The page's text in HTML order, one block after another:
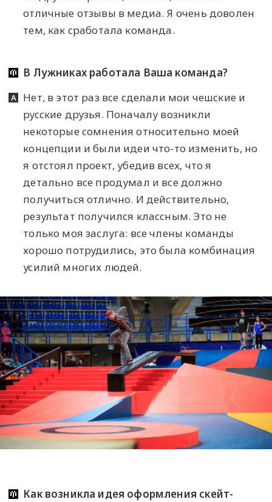
отличные отзывы в медиа. Я очень доволен
тем, как сработала команда.
В Лужниках работала Ваша команда?
Нет, в этот раз все сделали мои чешские и
русские друзья. Поначалу возникли
некоторые сомнения относительно моей
концепции и были идеи что-то изменить, но
я отстоял проект, убедив всех, что я
детально все продумал и все должно
получиться отлично. И действительно,
результат получился классным. Это не
только моя заслуга: все члены команды
хорошо потрудились, это была комбинация
усилий многих людей.
Как возникла идея оформления скейт-